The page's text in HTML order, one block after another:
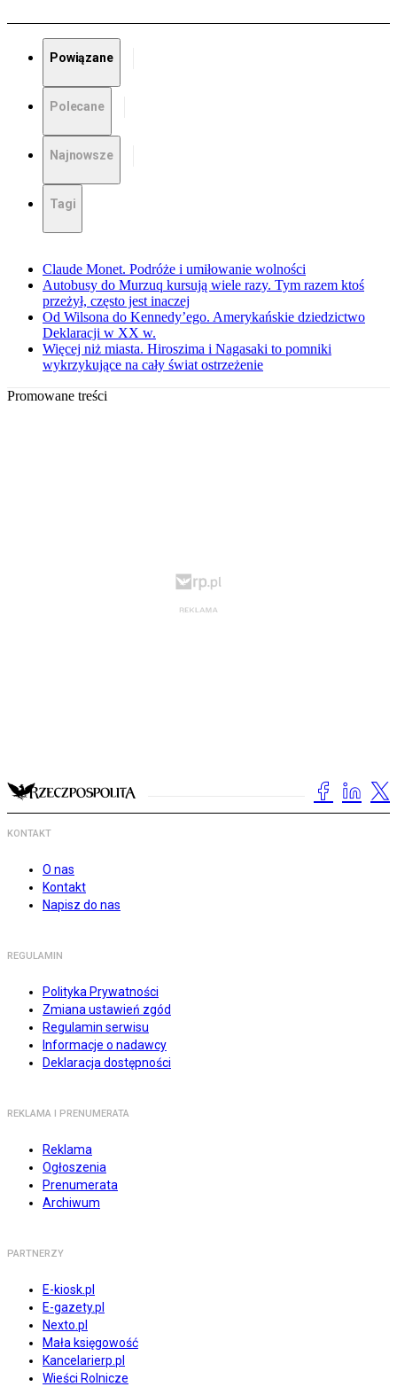
Powiązane
Polecane
Najnowsze
Tagi
Claude Monet. Podróże i umiłowanie wolności
Autobusy do Murzuq kursują wiele razy. Tym razem ktoś
przeżył, często jest inaczej
Od Wilsona do Kennedy’ego. Amerykańskie dziedzictwo
Deklaracji w XX w.
Więcej niż miasta. Hiroszima i Nagasaki to pomniki
wykrzykujące na cały świat ostrzeżenie
Promowane treści
KONTAKT
O nas
Kontakt
Napisz do nas
REGULAMIN
Polityka Prywatności
Zmiana ustawień zgód
Regulamin serwisu
Informacje o nadawcy
Deklaracja dostępności
REKLAMA I PRENUMERATA
Reklama
Ogłoszenia
Prenumerata
Archiwum
PARTNERZY
E-kiosk.pl
E-gazety.pl
Nexto.pl
Mała księgowość
Kancelarierp.pl
Wieści Rolnicze